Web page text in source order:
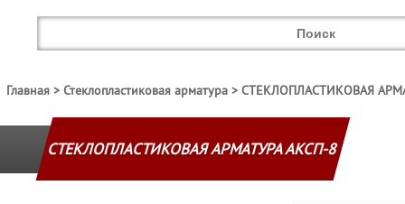
Главная Стеклопластиковая арматура СТЕКЛОПЛАСТИКОВАЯ
СТЕКЛОПЛАСТИКОВАЯ АРМАТУРА АКСП-8